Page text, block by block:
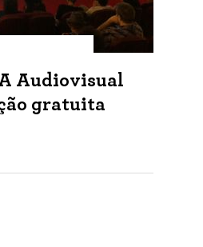
Audiovisual
gratuita